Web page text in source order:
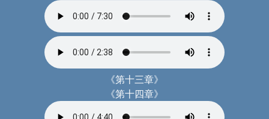
《第十三章》
《第十四章》